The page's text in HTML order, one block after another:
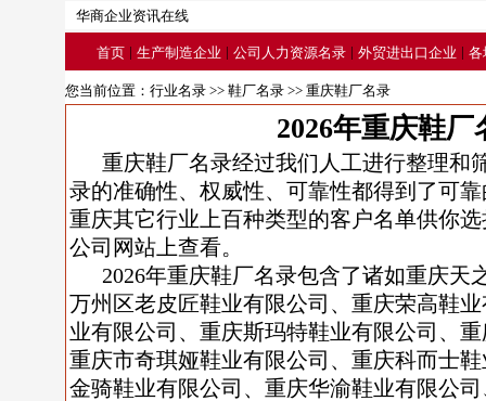
华商企业资讯在线
首页 | 生产制造企业 | 公司人力资源名录 | 外贸进出口企业 | 各
您当前位置： 行业名录 >> 鞋厂名录 >> 重庆鞋厂名录
2026年重庆鞋厂
重庆鞋厂名录经过我们人工进行整理和
录的准确性、权威性、可靠性都得到了可
重庆其它行业上百种类型的客户名单供你
公司网站上查看。
2026年重庆鞋厂名录包含了诸如重庆天
万州区老皮匠鞋业有限公司、重庆荣高鞋
业有限公司、重庆斯玛特鞋业有限公司、
重庆市奇琪娅鞋业有限公司、重庆科而士
金骑鞋业有限公司、重庆华渝鞋业有限公